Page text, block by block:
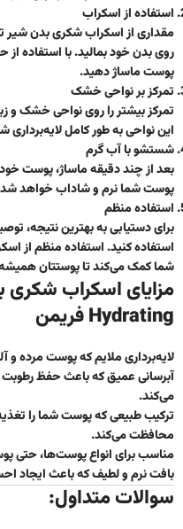
استفاده از اسکراب
مقداری از اسکراب شکری بدن شیر
روی بدن خود بمالید. با استفاده از
پوست ماساژ دهید.
تمرکز بر نواحی خشک
تمرکز بیشتر را روی نواحی خشک و زبر
این نواحی به طور کامل لایه‌برداری
شستشو با آب گرم
بعد از چند دقیقه ماساژ، پوست
پوست شما نرم و شاداب خواهد
استفاده منظم
استفاده کنید. استفاده منظم از
شما کمک می‌کند تا پوستتان همیشه
مزایای اسکراب
Hydrating فریمن
لایه‌برداری ملایمکه پوست مرده و
آبرسانی عمیقکه باعث حفظ
می‌کند.
ترکیب طبیعیکه پوست شما را
محافظت می‌کند.
مناسب برای انواع پوست‌ها، حتی
بافت نرم و لطیفکه باعث ایجاد
سوالات متداول: